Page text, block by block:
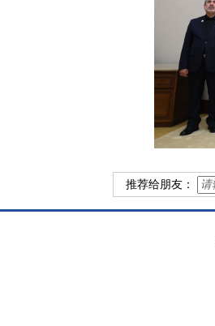
推荐给朋友：